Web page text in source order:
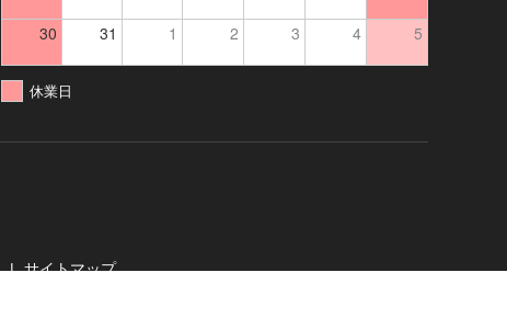
30 31 1 2 3 4 5
休業日
サイトマップ